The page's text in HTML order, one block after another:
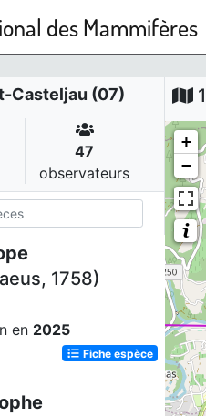
des Mammifères
Casteljau (07)
47
observateurs
1758)
en 2025
Fiche espèce
+
−